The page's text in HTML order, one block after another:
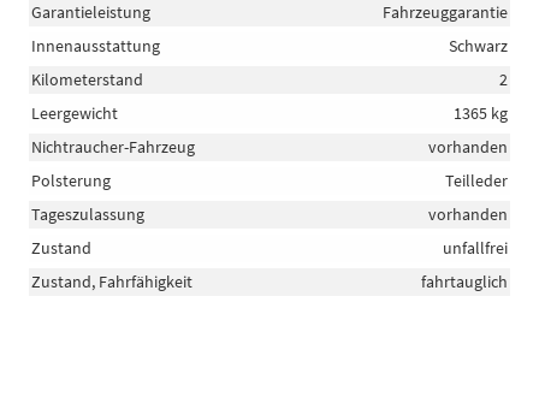
Garantieleistung
Fahrzeuggarantie
Innenausstattung
Schwarz
Kilometerstand
2
Leergewicht
1365 kg
Nichtraucher-Fahrzeug
vorhanden
Polsterung
Teilleder
Tageszulassung
vorhanden
Zustand
unfallfrei
Zustand, Fahrfähigkeit
fahrtauglich